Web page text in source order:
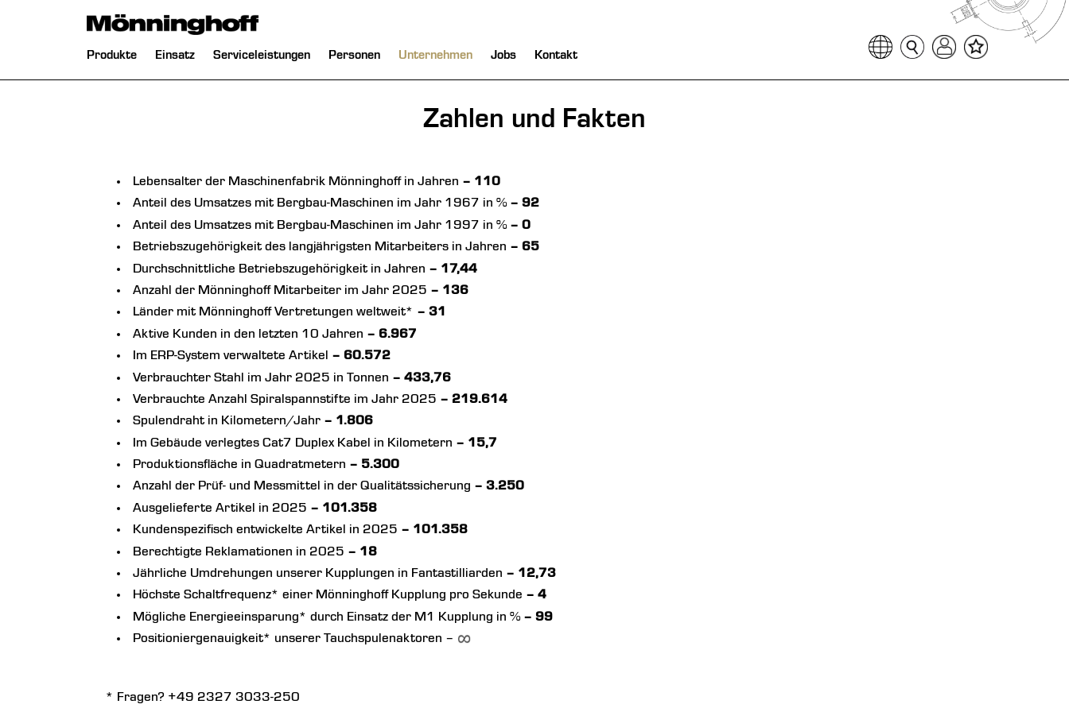
Navigation
Produkte Einsatz Serviceleistungen Personen Unternehmen Jobs Kontakt Sprache auswählen
Seitensuche
Login
Favoritenliste
Zahlen und Fakten
Lebensalter der Maschinenfabrik Mönninghoff in Jahren – 110
Anteil des Umsatzes mit Bergbau-Maschinen im Jahr 1967 in % – 92
Anteil des Umsatzes mit Bergbau-Maschinen im Jahr 1997 in % – 0
Betriebszugehörigkeit des langjährigsten Mitarbeiters in Jahren – 65
Durchschnittliche Betriebszugehörigkeit in Jahren – 17,44
Anzahl der Mönninghoff Mitarbeiter im Jahr 2025 – 136
Länder mit Mönninghoff Vertretungen weltweit* – 31
Aktive Kunden in den letzten 10 Jahren – 6.967
Im ERP-System verwaltete Artikel – 60.572
Verbrauchter Stahl im Jahr 2025 in Tonnen – 433,76
Verbrauchte Anzahl Spiralspannstifte im Jahr 2025 – 219.614
Spulendraht in Kilometern/Jahr – 1.806
Im Gebäude verlegtes Cat7 Duplex Kabel in Kilometern – 15,7
Produktionsfläche in Quadratmetern – 5.300
Anzahl der Prüf- und Messmittel in der Qualitätssicherung – 3.250
Ausgelieferte Artikel in 2025 – 101.358
Kundenspezifisch entwickelte Artikel in 2025 – 101.358
Berechtigte Reklamationen in 2025 – 18
Jährliche Umdrehungen unserer Kupplungen in Fantastilliarden – 12,73
Höchste Schaltfrequenz* einer Mönninghoff Kupplung pro Sekunde – 4
Mögliche Energieeinsparung* durch Einsatz der M1 Kupplung in % – 99
Positioniergenauigkeit* unserer Tauchspulenaktoren –
* Fragen? +49 2327 3033-250